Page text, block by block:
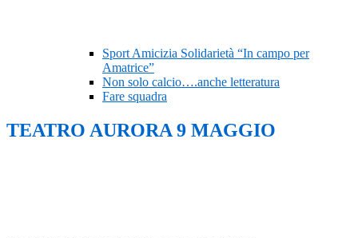
Sport Amicizia Solidarietà “In campo per
Amatrice”
Non solo calcio….anche letteratura
Fare squadra
TEATRO AURORA 9 MAGGIO